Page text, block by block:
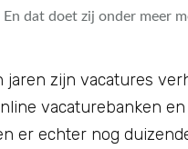
dat doet zij onder meer
jaren zijn vacatures
vacaturebanken
er echter nog